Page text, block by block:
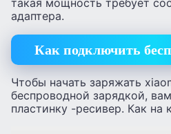
такая мощность требует
адаптера.
Как подключить
Чтобы начать заряжать
беспроводной зарядкой,
пластинку -ресивер. Как на